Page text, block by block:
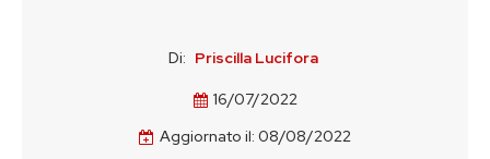
Di: Priscilla Lucifora
16/07/2022
Aggiornato il: 08/08/2022